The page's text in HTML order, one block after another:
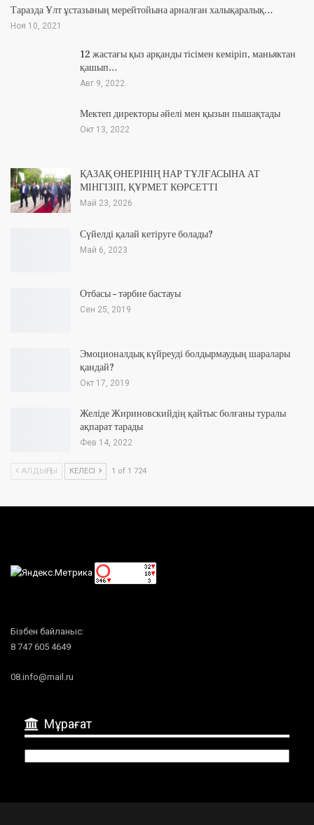
Таразда Ұлт ұстазының мерейтойына арналған халықаралық…
Ноя 10, 2021
12 жастағы қыз арқанды тісімен кеміріп, маньяктан
қашып…
Авг 9, 2022
Мектеп директоры әйелі мен қызын пышақтады
Окт 13, 2022
ҚАЗАҚ ӨНЕРІНІҢ НАР ТҰЛҒАСЫНА АТ
МІНГІЗІП, ҚҰРМЕТ КӨРСЕТТІ
Май 23, 2026
Сүйелді қалай кетіруге болады?
Май 6, 2023
Отбасы – тәрбие бастауы
Сен 25, 2019
Эмоционалдық күйреуді болдырмаудың шаралары
қандай?
Окт 17, 2019
Желіде Жириновскийдің қайтыс болғаны туралы
ақпарат тарады
Фев 14, 2022
АЛДЫҢҒЫ КЕЛЕСІ 1 of 1 724
Бізбен байланыс:
8 747 605 4649
08.info@mail.ru
Мұрағат